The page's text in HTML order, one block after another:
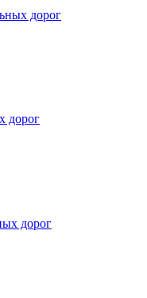
дорог
дорог
дорог